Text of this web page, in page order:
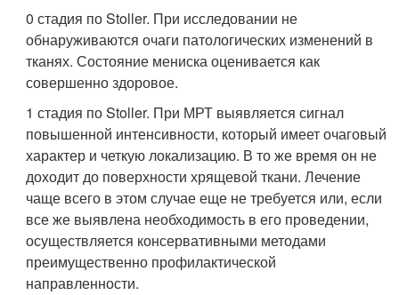
0 стадия по Stoller. При исследовании не
обнаруживаются очаги патологических изменений в
тканях. Состояние мениска оценивается как
совершенно здоровое.
1 стадия по Stoller. При МРТ выявляется сигнал
повышенной интенсивности, который имеет очаговый
характер и четкую локализацию. В то же время он не
доходит до поверхности хрящевой ткани. Лечение
чаще всего в этом случае еще не требуется или, если
все же выявлена необходимость в его проведении,
осуществляется консервативными методами
преимущественно профилактической
направленности.